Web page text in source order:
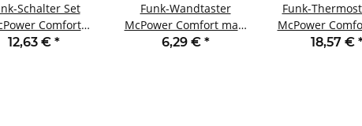
Schalter Set
Comfort
+ Schalter
12,63 € *
Funk-Wandtaster
McPower Comfort max.
70m Aufputz 2-Kanal
6,29 € *
Funk-
McPower
max. 70m max.
18,57 €